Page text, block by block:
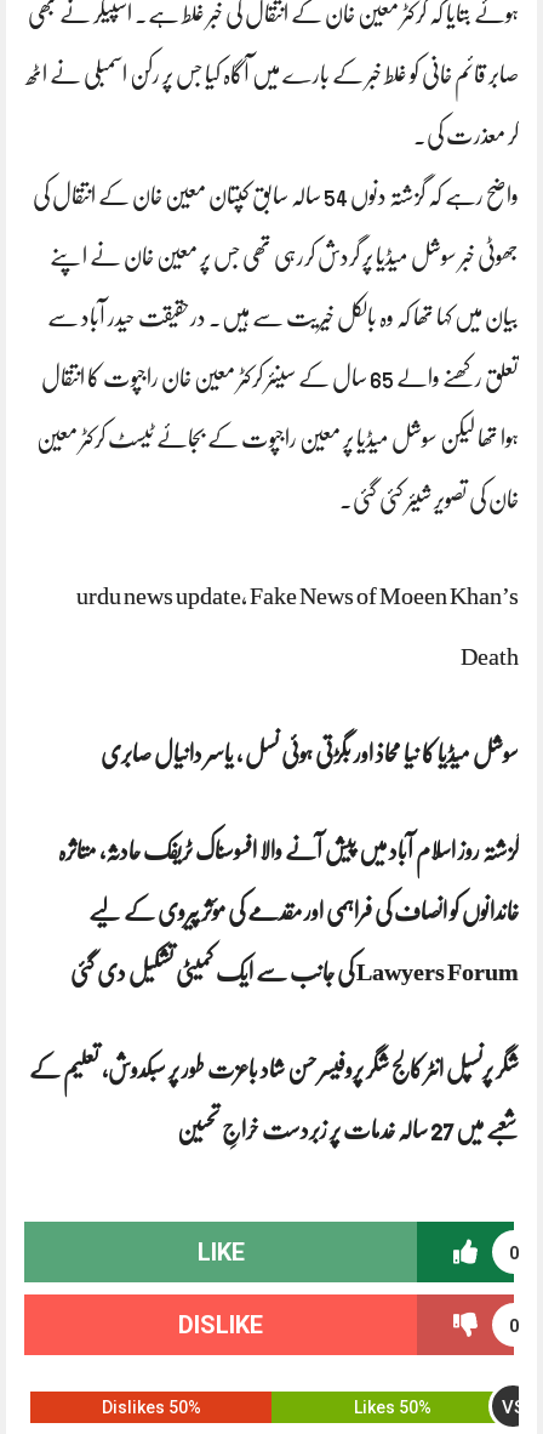
ہوئے بتایا کہ کرکٹر معین خان کے انتقال کی خبر غلط ہے۔ اسپیکر نے بھی
صابر قائم خانی کو غلط خبر کے بارے میں آگاہ کیا جس پر رکن اسمبلی نے اٹھ
کر معذرت کی۔
واضح رہے کہ گزشتہ دنوں 54 سالہ سابق کپتان معین خان کے انتقال کی
جھوٹی خبر سوشل میڈیا پر گردش کررہی تھی جس پر معین خان نے اپنے
بیان میں کہا تھا کہ وہ بالکل خیریت سے ہیں۔ درحقیقت حیدر آباد سے
تعلق رکھنے والے 65 سال کے سینئر کرکٹر معین خان راجپوت کا انتقال
ہوا تھا لیکن سوشل میڈیا پر معین راجپوت کے بجائے ٹیسٹ کرکٹر معین
خان کی تصویر شیئر کئی گئی۔
urdu news update, Fake News of Moeen Khan’s
Death
سوشل میڈیا کا نیا محاذ اور بگڑتی ہوئی نسل ، یاسر دانیال صابری
گزشتہ روز اسلام آباد میں‌ پیش آنے والا افسوسناک ٹریفک حادثہ، متاثرہ
خاندانوں کو انصاف کی فراہمی اور مقدمے کی مؤثر پیروی کے لیے
Lawyers Forum کی جانب سے ایک کمیٹی تشکیل دی گئی
شگر پرنسپل انٹر کالج شگر پروفیسر حسن شاد باعزت طور پر سبکدوش، تعلیم کے
شعبے میں 27 سالہ خدمات پر زبردست خراجِ تحسین
0
LIKE
0
DISLIKE
50% Likes VS
50% Dislikes